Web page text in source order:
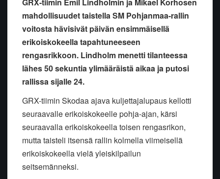
mahdollisuudet taistella SM Pohjanmaa-rallin
voitosta hävisivät päivän ensimmäisellä
erikoiskokeella tapahtuneeseen
rengasrikkoon. Lindholm menetti tilanteessa
lähes 50 sekuntia ylimääräistä aikaa ja putosi
rallissa sijalle 24.
GRX-tiimin Skodaa ajava kuljettajalupaus kellotti
seuraavalle erikoiskokeelle pohja-ajan, kärsi
seuraavalla erikoiskokeella toisen rengasrikon,
mutta taisteli itsensä rallin kolmella viimeisellä
erikoiskokeella vielä yleiskilpailun
seitsemänneksi.